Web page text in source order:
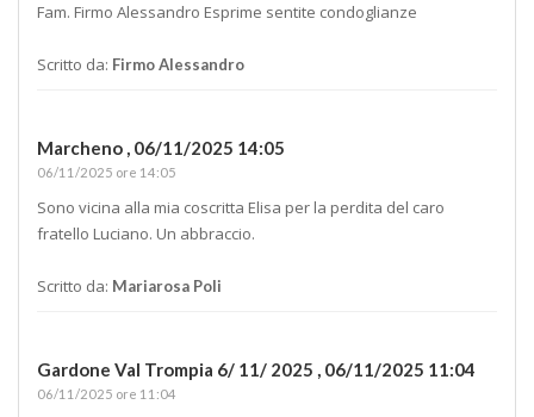
Fam. Firmo Alessandro Esprime sentite condoglianze
Scritto da: Firmo Alessandro
Marcheno , 06/11/2025 14:05
06/11/2025 ore 14:05
Sono vicina alla mia coscritta Elisa per la perdita del caro
fratello Luciano. Un abbraccio.
Scritto da: Mariarosa Poli
Gardone Val Trompia 6/ 11/ 2025 , 06/11/2025 11:04
06/11/2025 ore 11:04